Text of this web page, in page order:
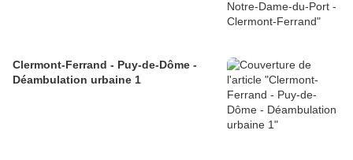
Clermont-Ferrand - Puy-de-Dôme -
Déambulation urbaine 1